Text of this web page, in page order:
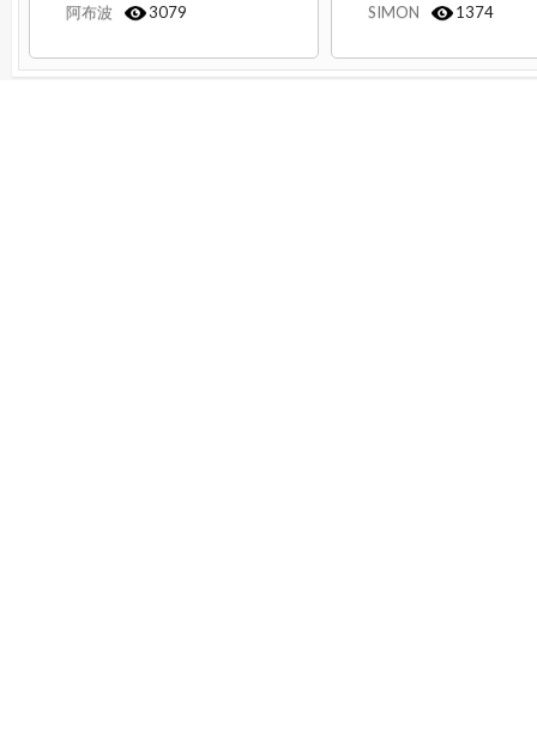
阿布波
3079
SIMON
1374